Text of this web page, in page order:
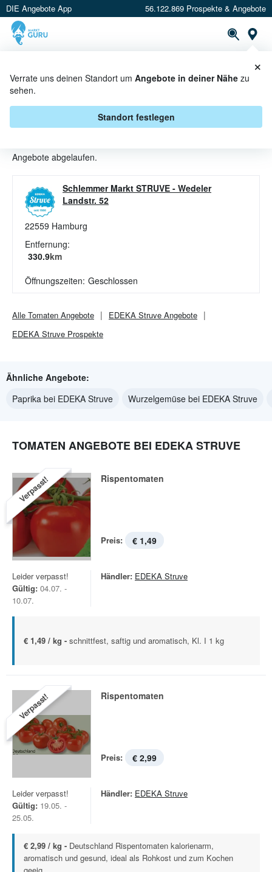
DIE Angebote App 56.122.869 Prospekte & Angebote
Verrate uns deinen Standort um Angebote in deiner Nähe zu
sehen.
Standort festlegen
×
TOMATEN ANGEBOTE &
AKTIONEN BEI EDEKA STRUVE
Angebote abgelaufen.
Schlemmer Markt STRUVE - Wedeler
Landstr. 52
22559 Hamburg
Entfernung:
330.9km
Öffnungszeiten: Geschlossen
Alle Tomaten Angebote EDEKA Struve Angebote
EDEKA Struve Prospekte
Ähnliche Angebote:
Paprika bei EDEKA Struve
Wurzelgemüse bei EDEKA Struve
TOMATEN ANGEBOTE BEI EDEKA STRUVE
Verpasst! Rispentomaten
Preis: € 1,49
Leider verpasst!
Gültig: 04.07. -
10.07.
Händler: EDEKA Struve
€ 1,49 / kg - schnittfest, saftig und aromatisch, Kl. I 1 kg
Verpasst! Rispentomaten
Preis: € 2,99
Leider verpasst!
Gültig: 19.05. -
25.05.
Händler: EDEKA Struve
€ 2,99 / kg - Deutschland Rispentomaten kalorienarm,
aromatisch und gesund, ideal als Rohkost und zum Kochen